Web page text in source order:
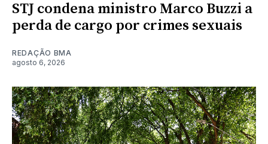
STJ condena ministro Marco Buzzi a
perda de cargo por crimes sexuais
REDAÇÃO BMA
agosto 6, 2026